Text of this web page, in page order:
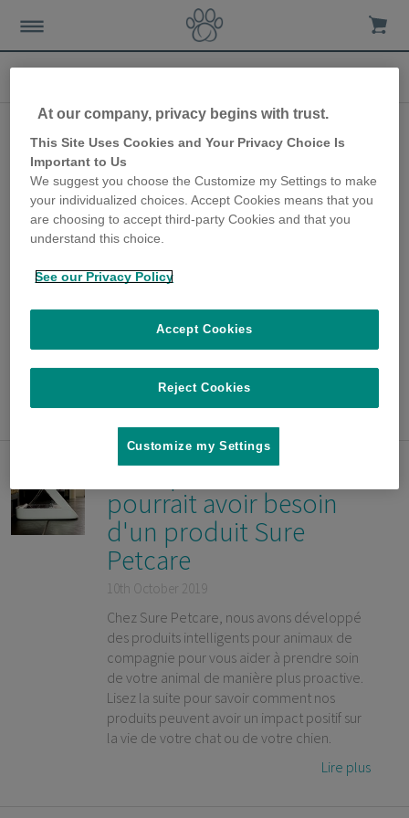
Des connaissances
approfondies sur le
bien-être accru
14th May 2024
compagnie, notre connexion est au cœur
des membres importants de notre famille.
Comment pouvons-nous avoir une
meilleure compréhension de leur bien-être
?
Pourquoi votre animal
pourrait avoir besoin
d'un produit Sure
Petcare
10th October 2019
Chez Sure Petcare, nous avons développé
des produits intelligents pour animaux de
compagnie pour vous aider à prendre soin
de votre animal de manière plus proactive.
Lisez la suite pour savoir comment nos
produits peuvent avoir un impact positif sur
la vie de votre chat ou de votre chien.
Lire plus
At our company, privacy begins with trust.
This Site Uses Cookies and Your Privacy Choice Is
Important to Us
We suggest you choose the Customize my Settings to make
your individualized choices. Accept Cookies means that you
are choosing to accept third-party Cookies and that you
understand this choice.
See our Privacy Policy
Reject Cookies
Accept Cookies
Customize my Settings